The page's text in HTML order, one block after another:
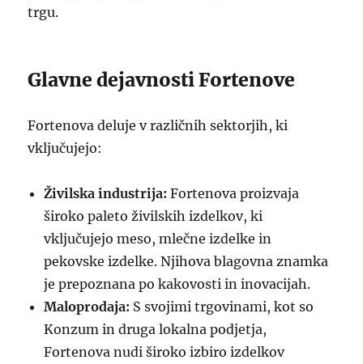
trgu.
Glavne dejavnosti Fortenove
Fortenova deluje v različnih sektorjih, ki
vključujejo:
Živilska industrija: Fortenova proizvaja
široko paleto živilskih izdelkov, ki
vključujejo meso, mlečne izdelke in
pekovske izdelke. Njihova blagovna znamka
je prepoznana po kakovosti in inovacijah.
Maloprodaja: S svojimi trgovinami, kot so
Konzum in druga lokalna podjetja,
Fortenova nudi široko izbiro izdelkov